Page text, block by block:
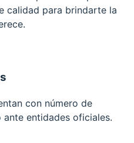
calidad para brindarte la
con número de
entidades oficiales.